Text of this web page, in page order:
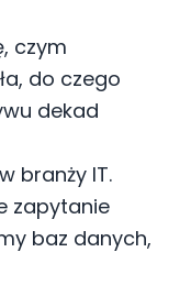
czym
do czego
dekad
branży IT.
zapytanie
baz danych,